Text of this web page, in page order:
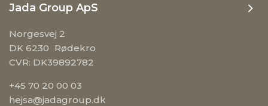
Jada Group ApS
Norgesvej 2
DK 6230 Rødekro
CVR: DK39892782
+45 70 20 00 03
hejsa@jadagroup.dk